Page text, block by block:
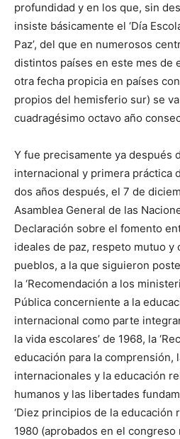
profundidad y en los que, sin
insiste básicamente el ‘Día
Paz’, del que en numerosos
distintos países en este mes de
otra fecha propicia en países
propios del hemisferio sur) se
cuadragésimo octavo año
Y fue precisamente ya después
internacional y primera práctica
dos años después, el 7 de
Asamblea General de las
Declaración sobre el fomento
ideales de paz, respeto mutuo
pueblos, a la que siguieron
la ‘Recomendación a los
Pública concerniente a la
internacional como parte
la vida escolares’ de 1968, la
educación para la comprensión,
internacionales y la educación
humanos y las libertades
‘Diez principios de la educación
1980 (aprobados en el